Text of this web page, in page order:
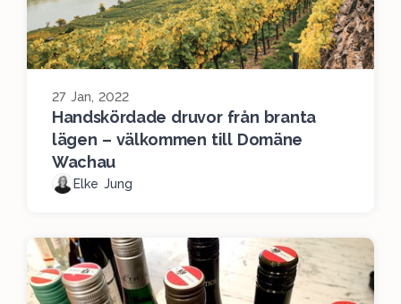
27 Jan, 2022
Handskördade druvor från branta
lägen – välkommen till Domäne
Wachau
Elke Jung